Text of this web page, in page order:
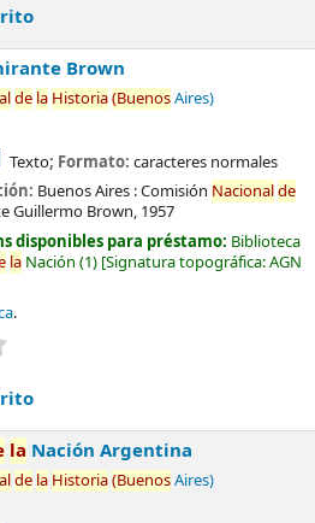
Brown
de la Historia(BuenosAires)
Texto; Formato: caracteres normales
Buenos Aires :Comisión Nacionalde
Guillermo Brown, 1957
disponibles para préstamo: Biblioteca
la Nación (1) Signatura topográfica:AGN
.
la Nación Argentina
de la Historia(BuenosAires)